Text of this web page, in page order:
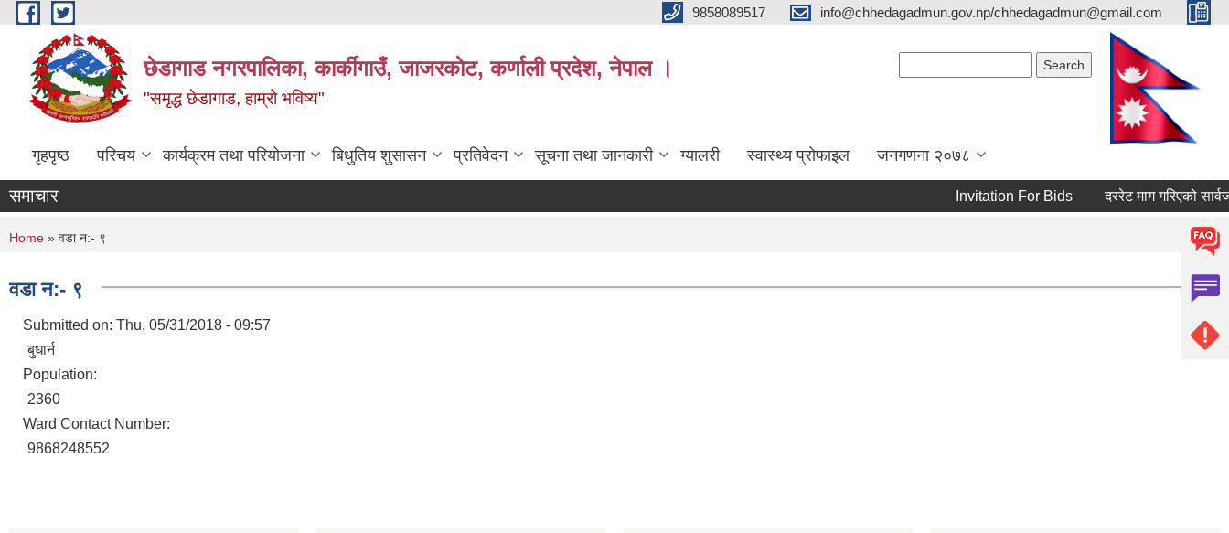
Skip to main content 9858089517 info@chhedagadmun.gov.np/chhedagadmun@gmail.com
छेडागाड नगरपालिका, कार्कीगाउँ, जाजरकाेट, कर्णाली प्रदेश, नेपाल ।
"समृद्ध छेडागाड, हाम्रो भविष्य"
गृहपृष्ठ परिचय कार्यक्रम तथा परियोजना बिधुतिय शुसासन प्रतिवेदन सूचना तथा जानकारी ग्यालरी स्वास्थ्य प्रोफाइल जनगणना २०७८
समाचार Invitation For Bids दररेट माग गरिएको
You are here
Home » वडा न‌:- ९
वडा न‌:- ९
Submitted on: Thu, 05/31/2018 - 09:57
बुधार्न
Population:
2360
Ward Contact Number:
9868248552